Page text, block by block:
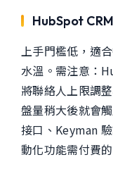
HubSpot CRM
上手門檻低，適
水溫。需注意：
將聯絡人上限調
盤量稍大後就會
接口、Keyman
動化功能需付費